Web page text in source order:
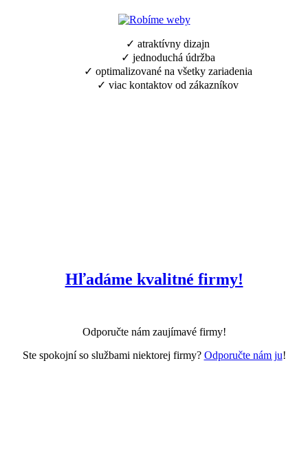
✓ atraktívny dizajn
✓ jednoduchá údržba
✓ optimalizované na všetky zariadenia
✓ viac kontaktov od zákazníkov
Hľadáme kvalitné firmy!